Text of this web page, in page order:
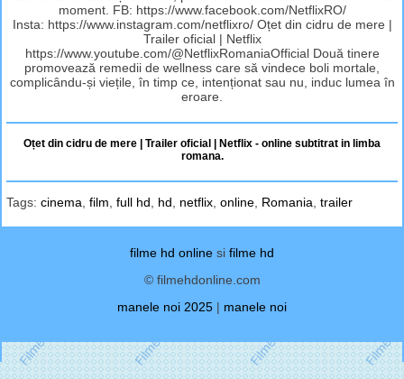
moment. FB: https://www.facebook.com/NetflixRO/
Insta: https://www.instagram.com/netflixro/ Oțet din cidru de mere |
Trailer oficial | Netflix
https://www.youtube.com/@NetflixRomaniaOfficial Două tinere
promovează remedii de wellness care să vindece boli mortale,
complicându-și viețile, în timp ce, intenționat sau nu, induc lumea în
eroare.
Oțet din cidru de mere | Trailer oficial | Netflix - online subtitrat in limba
romana.
Tags: cinema film full hd hd netflix online Romania trailer
filme hd online si filme hd
© filmehdonline.com
manele noi 2025 | manele noi